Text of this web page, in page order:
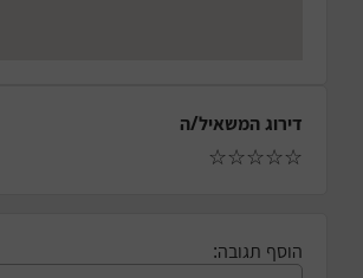
דירוג המשאיל/ה
☆
☆
☆
☆
☆
הוסף תגובה: